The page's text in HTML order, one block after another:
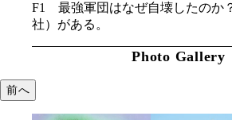
F1 最強軍団はなぜ自壊したのか
社）がある。
Photo Gallery
前へ